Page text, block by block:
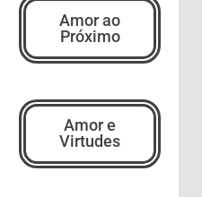
Amor ao
Próximo
Amor e
Virtudes